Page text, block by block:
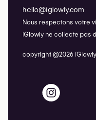
hello@iglowly.com
Nous respectons votre
iGlowly ne collecte pas
copyright @2026